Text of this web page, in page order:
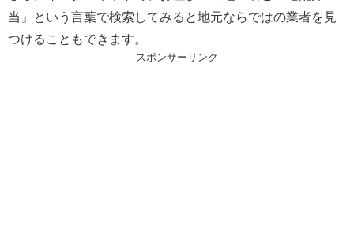
当」という言葉で検索してみると地元ならではの業者を見
つけることもできます。
スポンサーリンク